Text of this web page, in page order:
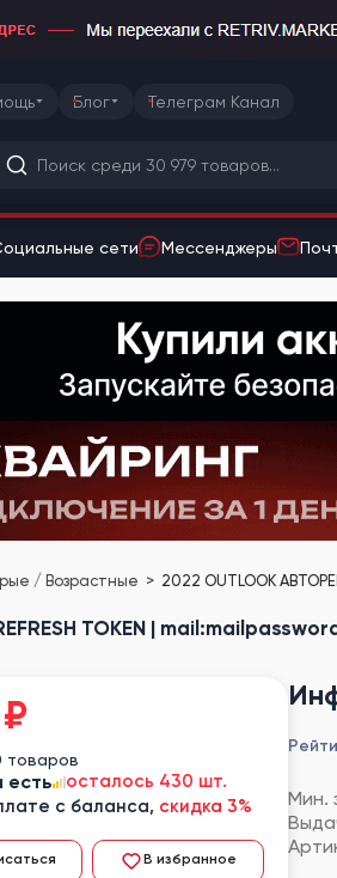
Блог Телеграм Канал
сети Мессенджеры
/ Возрастные 2022 OUTLOOK
TOKEN |
Мин.
₽
товаров
есть
осталось 430 шт.
с баланса, скидка 3%
В избранное